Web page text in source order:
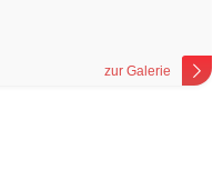
zur Galerie